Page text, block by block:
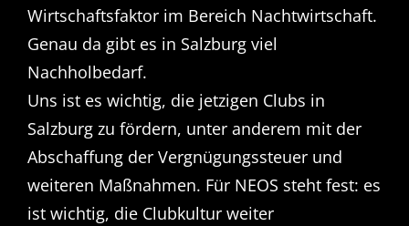
Wirtschaftsfaktor im Bereich Nachtwirtschaft.
Genau da gibt es in Salzburg viel
Nachholbedarf.
Uns ist es wichtig, die jetzigen Clubs in
Salzburg zu fördern, unter anderem mit der
Abschaffung der Vergnügungssteuer und
weiteren Maßnahmen. Für NEOS steht fest: es
ist wichtig, die Clubkultur weiter